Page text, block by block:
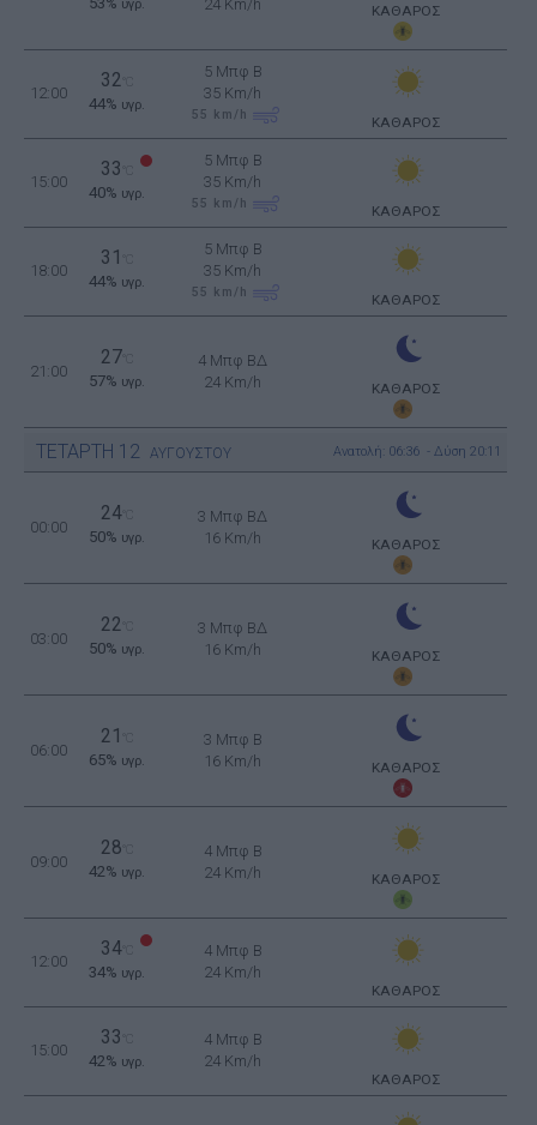
υγρ. 24 Km/h ΚΑΘΑΡΟΣ
12:00
32
44% υγρ.
5 Μπφ B
35 Km/h
55 km/h ΚΑΘΑΡΟΣ
15:00
33
40% υγρ.
5 Μπφ B
35 Km/h
55 km/h ΚΑΘΑΡΟΣ
18:00
31
44% υγρ.
5 Μπφ B
35 Km/h
55 km/h ΚΑΘΑΡΟΣ
21:00
27
57% υγρ.
4 Μπφ ΒΔ
24 Km/h
ΚΑΘΑΡΟΣ
ΤΕΤΑΡΤΗ 12 ΑΥΓΟΥΣΤΟΥ Ανατολή: 06:36 - Δύση 20:11
00:00
24°C
50% υγρ.
3 Μπφ ΒΔ
16 Km/h
ΚΑΘΑΡΟΣ
03:00
22
50% υγρ.
3 Μπφ ΒΔ
16 Km/h
ΚΑΘΑΡΟΣ
06:00
21
65% υγρ.
3 Μπφ B
16 Km/h
ΚΑΘΑΡΟΣ
09:00
28
42% υγρ.
4 Μπφ B
24 Km/h
ΚΑΘΑΡΟΣ
12:00
34°C
34% υγρ.
4 Μπφ B
24 Km/h
ΚΑΘΑΡΟΣ
15:00
33
42% υγρ.
4 Μπφ B
24 Km/h
ΚΑΘΑΡΟΣ